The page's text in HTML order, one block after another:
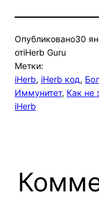
Опубликовано30
отiHerb Guru
Метки:
iHerb, iHerb код,
Иммунитет, Как не
iHerb